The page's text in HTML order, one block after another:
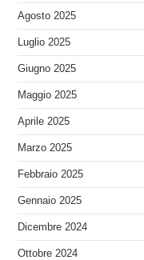
Agosto 2025
Luglio 2025
Giugno 2025
Maggio 2025
Aprile 2025
Marzo 2025
Febbraio 2025
Gennaio 2025
Dicembre 2024
Ottobre 2024